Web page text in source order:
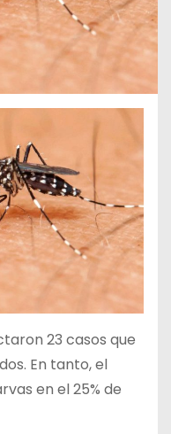
23 casos que
En tanto, el
en el 25% de